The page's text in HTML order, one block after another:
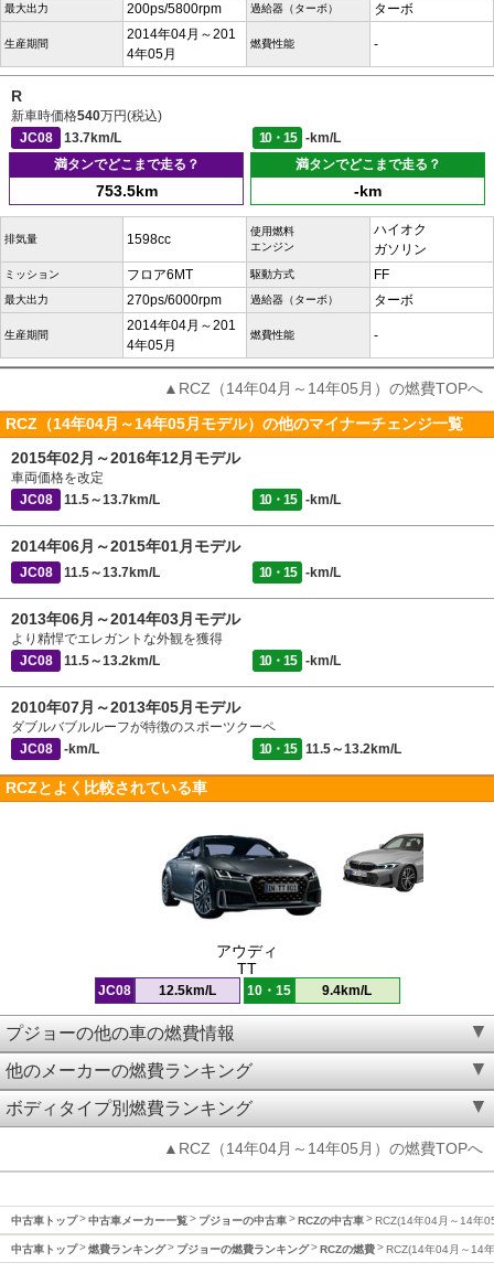
最大出力 200ps/5800rpm 過給器（ターボ） ターボ
生産期間
2014年04月～201
4年05月
燃費性能 -
R
新車時価格540万円(税込)
JC08
13.7km/L 10・15
-km/L
満タンでどこまで走る？
753.5km
満タンでどこまで走る？
-km
排気量 1598cc
使用燃料
エンジン
ハイオク
ガソリン
ミッション フロア6MT 駆動方式 FF
最大出力 270ps/6000rpm 過給器（ターボ） ターボ
生産期間
2014年04月～201
4年05月
燃費性能 -
▲RCZ（14年04月～14年05月）の燃費TOPへ
RCZ（14年04月～14年05月モデル）の他のマイナーチェンジ一覧
2015年02月～2016年12月モデル
車両価格を改定
JC08
11.5～13.7km/L 10・15 -km/L
2014年06月～2015年01月モデル
JC08 11.5～13.7km/L 10・15 -km/L
2013年06月～2014年03月モデル
より精悍でエレガントな外観を獲得
JC08
11.5～13.2km/L 10・15 -km/L
2010年07月～2013年05月モデル
ダブルバブルルーフが特徴のスポーツクーペ
JC08
-km/L 10・15 11.5～13.2km/L
RCZとよく比較されている車
アウディ
TT
JC08 12.5km/L 10・15 9.4km/L
プジョーの他の車の燃費情報
他のメーカーの燃費ランキング
ボディタイプ別燃費ランキング
▲RCZ（14年04月～14年05月）の燃費TOPへ
中古車トップ 中古車メーカー一覧 プジョーの中古車 RCZの中古車 RCZ(14年04月～14年
中古車トップ 燃費ランキング プジョーの燃費ランキング RCZの燃費 RCZ(14年04月～14